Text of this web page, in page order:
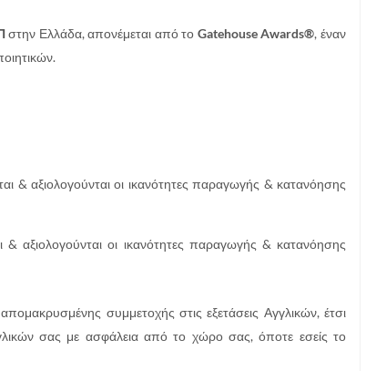
στην Ελλάδα, απονέμεται από το Gatehouse Awards®, έναν
& αξιολογούνται οι ικανότητες παραγωγής & κατανόησης
& αξιολογούνται οι ικανότητες παραγωγής & κατανόησης
συμμετοχής στις εξετάσεις Αγγλικών, έτσι
σας με ασφάλεια από το χώρο σας, όποτε εσείς το